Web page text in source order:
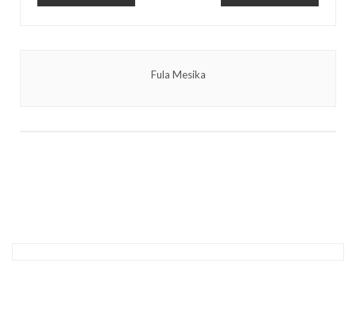
Fula Mesika